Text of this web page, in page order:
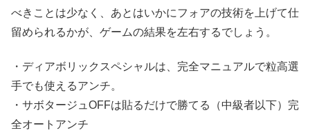
べきことは少なく、あとはいかにフォアの技術を上げて仕
留められるかが、ゲームの結果を左右するでしょう。
・ディアボリックスペシャルは、完全マニュアルで粒高選
手でも使えるアンチ。
・サボタージュOFFは貼るだけで勝てる（中級者以下）完
全オートアンチ